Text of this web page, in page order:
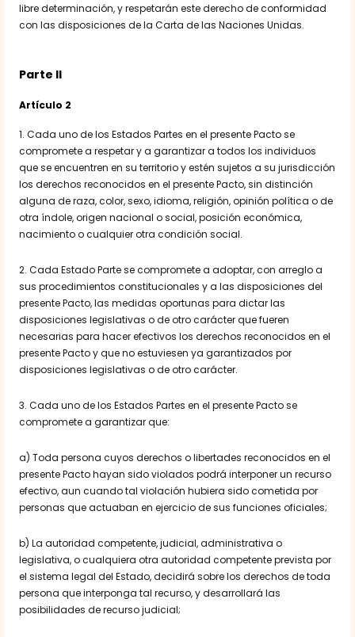
libre determinación, y respetarán este derecho de conformidad
con las disposiciones de la Carta de las Naciones Unidas.
Parte II
Artículo 2
1. Cada uno de los Estados Partes en el presente Pacto se
compromete a respetar y a garantizar a todos los individuos
que se encuentren en su territorio y estén sujetos a su jurisdicción
los derechos reconocidos en el presente Pacto, sin distinción
alguna de raza, color, sexo, idioma, religión, opinión política o de
otra índole, origen nacional o social, posición económica,
nacimiento o cualquier otra condición social.
2. Cada Estado Parte se compromete a adoptar, con arreglo a
sus procedimientos constitucionales y a las disposiciones del
presente Pacto, las medidas oportunas para dictar las
disposiciones legislativas o de otro carácter que fueren
necesarias para hacer efectivos los derechos reconocidos en el
presente Pacto y que no estuviesen ya garantizados por
disposiciones legislativas o de otro carácter.
3. Cada uno de los Estados Partes en el presente Pacto se
compromete a garantizar que:
a) Toda persona cuyos derechos o libertades reconocidos en el
presente Pacto hayan sido violados podrá interponer un recurso
efectivo, aun cuando tal violación hubiera sido cometida por
personas que actuaban en ejercicio de sus funciones oficiales;
b) La autoridad competente, judicial, administrativa o
legislativa, o cualquiera otra autoridad competente prevista por
el sistema legal del Estado, decidirá sobre los derechos de toda
persona que interponga tal recurso, y desarrollará las
posibilidades de recurso judicial;